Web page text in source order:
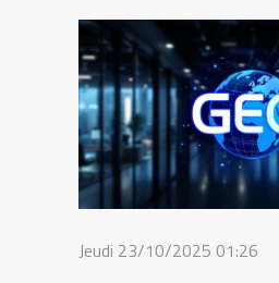
Jeudi 23/10/2025 01:26